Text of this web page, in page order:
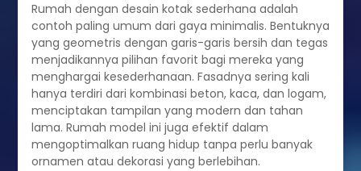
Rumah dengan desain kotak sederhana adalah
contoh paling umum dari gaya minimalis. Bentuknya
yang geometris dengan garis-garis bersih dan tegas
menjadikannya pilihan favorit bagi mereka yang
menghargai kesederhanaan. Fasadnya sering kali
hanya terdiri dari kombinasi beton, kaca, dan logam,
menciptakan tampilan yang modern dan tahan
lama. Rumah model ini juga efektif dalam
mengoptimalkan ruang hidup tanpa perlu banyak
ornamen atau dekorasi yang berlebihan.